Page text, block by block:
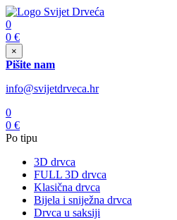
0
0 €
×
Pišite nam
info@svijetdrveca.hr
0
0 €
Po tipu
3D drvca
FULL 3D drvca
Klasična drvca
Bijela i sniježna drvca
Drvca u saksiji